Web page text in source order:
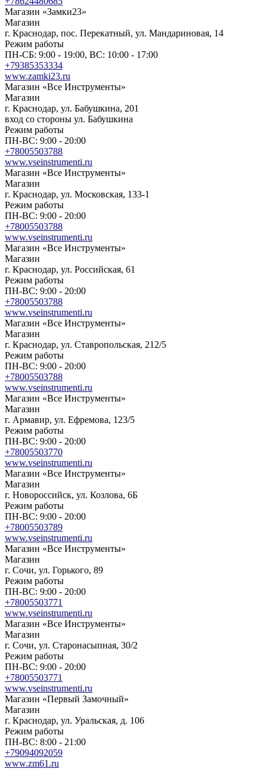
Магазин «Замки23»
Магазин
г. Краснодар, пос. Перекатный, ул. Мандариновая, 14
Режим работы
ПН-СБ: 9:00 - 19:00, ВС: 10:00 - 17:00
+79385353334
www.zamki23.ru
Магазин «Все Инструменты»
Магазин
г. Краснодар, ул. Бабушкина, 201
вход со стороны ул. Бабушкина
Режим работы
ПН-ВС: 9:00 - 20:00
+78005503788
www.vseinstrumenti.ru
Магазин «Все Инструменты»
Магазин
г. Краснодар, ул. Московская, 133-1
Режим работы
ПН-ВС: 9:00 - 20:00
+78005503788
www.vseinstrumenti.ru
Магазин «Все Инструменты»
Магазин
г. Краснодар, ул. Российская, 61
Режим работы
ПН-ВС: 9:00 - 20:00
+78005503788
www.vseinstrumenti.ru
Магазин «Все Инструменты»
Магазин
г. Краснодар, ул. Ставропольская, 212/5
Режим работы
ПН-ВС: 9:00 - 20:00
+78005503788
www.vseinstrumenti.ru
Магазин «Все Инструменты»
Магазин
г. Армавир, ул. Ефремова, 123/5
Режим работы
ПН-ВС: 9:00 - 20:00
+78005503770
www.vseinstrumenti.ru
Магазин «Все Инструменты»
Магазин
г. Новороссийск, ул. Козлова, 6Б
Режим работы
ПН-ВС: 9:00 - 20:00
+78005503789
www.vseinstrumenti.ru
Магазин «Все Инструменты»
Магазин
г. Сочи, ул. Горького, 89
Режим работы
ПН-ВС: 9:00 - 20:00
+78005503771
www.vseinstrumenti.ru
Магазин «Все Инструменты»
Магазин
г. Сочи, ул. Старонасыпная, 30/2
Режим работы
ПН-ВС: 9:00 - 20:00
+78005503771
www.vseinstrumenti.ru
Магазин «Первый Замочный»
Магазин
г. Краснодар, ул. Уральская, д. 106
Режим работы
ПН-ВС: 8:00 - 21:00
+79094092059
www.zm61.ru